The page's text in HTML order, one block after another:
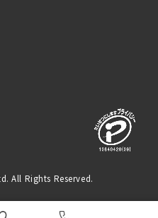
All Rights Reserved.